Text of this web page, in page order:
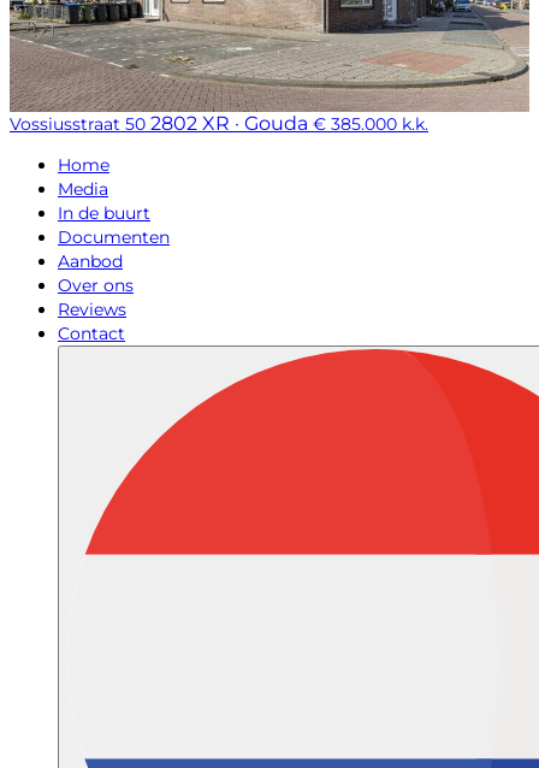
Vossiusstraat 50 2802 XR · Gouda € 385.000 k.k.
Home
Media
In de buurt
Documenten
Aanbod
Over ons
Reviews
Contact